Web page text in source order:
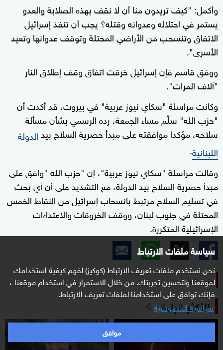
سياسة ملفات الارتباط
نحن نستخدم ملفات تعريف الارتباط (كوكيز) لفهم كيفية استخدامك
لموقعنا ولتحسين تجربتك. من خلال الاستمرار في استخدام موقعنا ،
فإنك توافق على استخدامنا لملفات تعريف الارتباط.
سياسية الخصوصية
موافق
وأكمل: "كيف تريدون منا أن لا نقف بهذه الصلابة والعدو
يستمر في احتلاله وعدوانه وقتله؟ يجب أن تنفذ إسرائيل
الاتفاق وتنسحب من الأراضي المحتلة وتوقف عدوانها وتعيد
الأسرى".
ووفق قاسم فإن إسرائيل خرقت اتفاق وقف إطلاق النار
"آلاف المرات".
وكانت مراسلة "سكاي نيوز عربية" في بيروت، قد أكدت أن
"حزب الله" سلّم مساء الجمعة، رده الرسمي بشأن مسألة
سلاحه، مؤكدا موافقته على مبدأ حصرية السلاح بيدالدولة
اللبنانية.
وقالت مراسلة "سكاي نيوز عربية"، إن "حزب الله "وافق على
مبدأ حصرية السلاح بيد الدولة، مع التشديد على أن أي بحث
في تسليم السلاح مرتبط بانسحاب إسرائيل من النقاط الخمس
المحتلة في جنوب لبنان، ووقف الخروقات والاعتداءات
الإسرائيلية المتكررة.
حزب الله
الأكثر قراءة